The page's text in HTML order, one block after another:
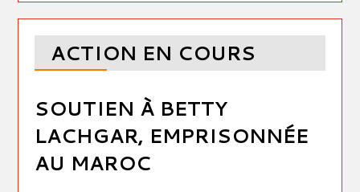
ACTION EN COURS
SOUTIEN À BETTY
LACHGAR, EMPRISONNÉE
AU MAROC